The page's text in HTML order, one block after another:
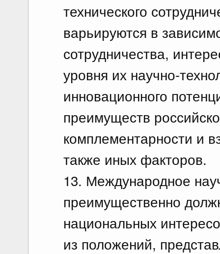
технического
варьируются в
сотрудничества,
уровня их научно-
инновационного
преимуществ
комплементарности и
также иных факторов.
13. Международное
преимущественно
национальных
из положений,